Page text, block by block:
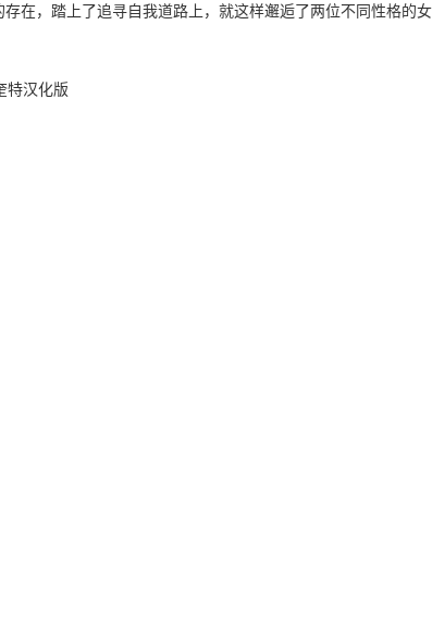
在，踏上了追寻自我道路上，就这样邂逅了两位不同性格的女